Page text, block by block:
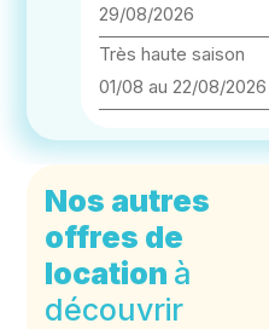
29/08/2026
Très haute saison
01/08 au 22/08/2026
Nos autres
offres de
location à
découvrir